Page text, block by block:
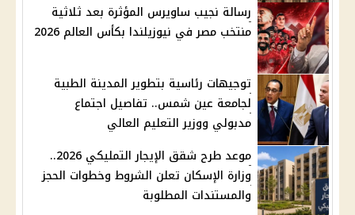
رسالة نجيب ساويرس المؤثرة بعد ثلاثية
منتخب مصر في نيوزيلندا بكأس العالم 2026
توجيهات رئاسية بتطوير المدينة الطبية
لجامعة عين شمس.. تفاصيل اجتماع
مدبولي ووزير التعليم العالي
موعد طرح شقق الإيجار التمليكي 2026..
وزارة الإسكان تعلن الشروط وخطوات الحجز
والمستندات المطلوبة